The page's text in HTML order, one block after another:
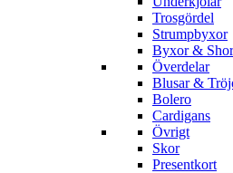
Trosgördel
Strumpbyxor
Byxor &
Överdelar
Blusar &
Bolero
Cardigans
Övrigt
Skor
Presentkort